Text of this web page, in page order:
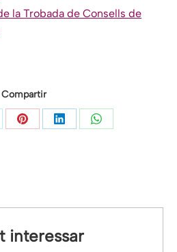
la Trobada de Consells de
Compartir
Share
Share
Share
interessar